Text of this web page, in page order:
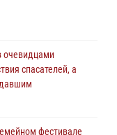
очевидцами
спасателей, а
фестивале